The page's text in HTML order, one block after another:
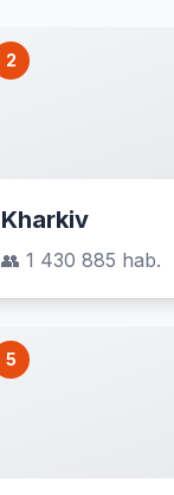
2
Kharkiv
👥 1 430 885 hab.
5